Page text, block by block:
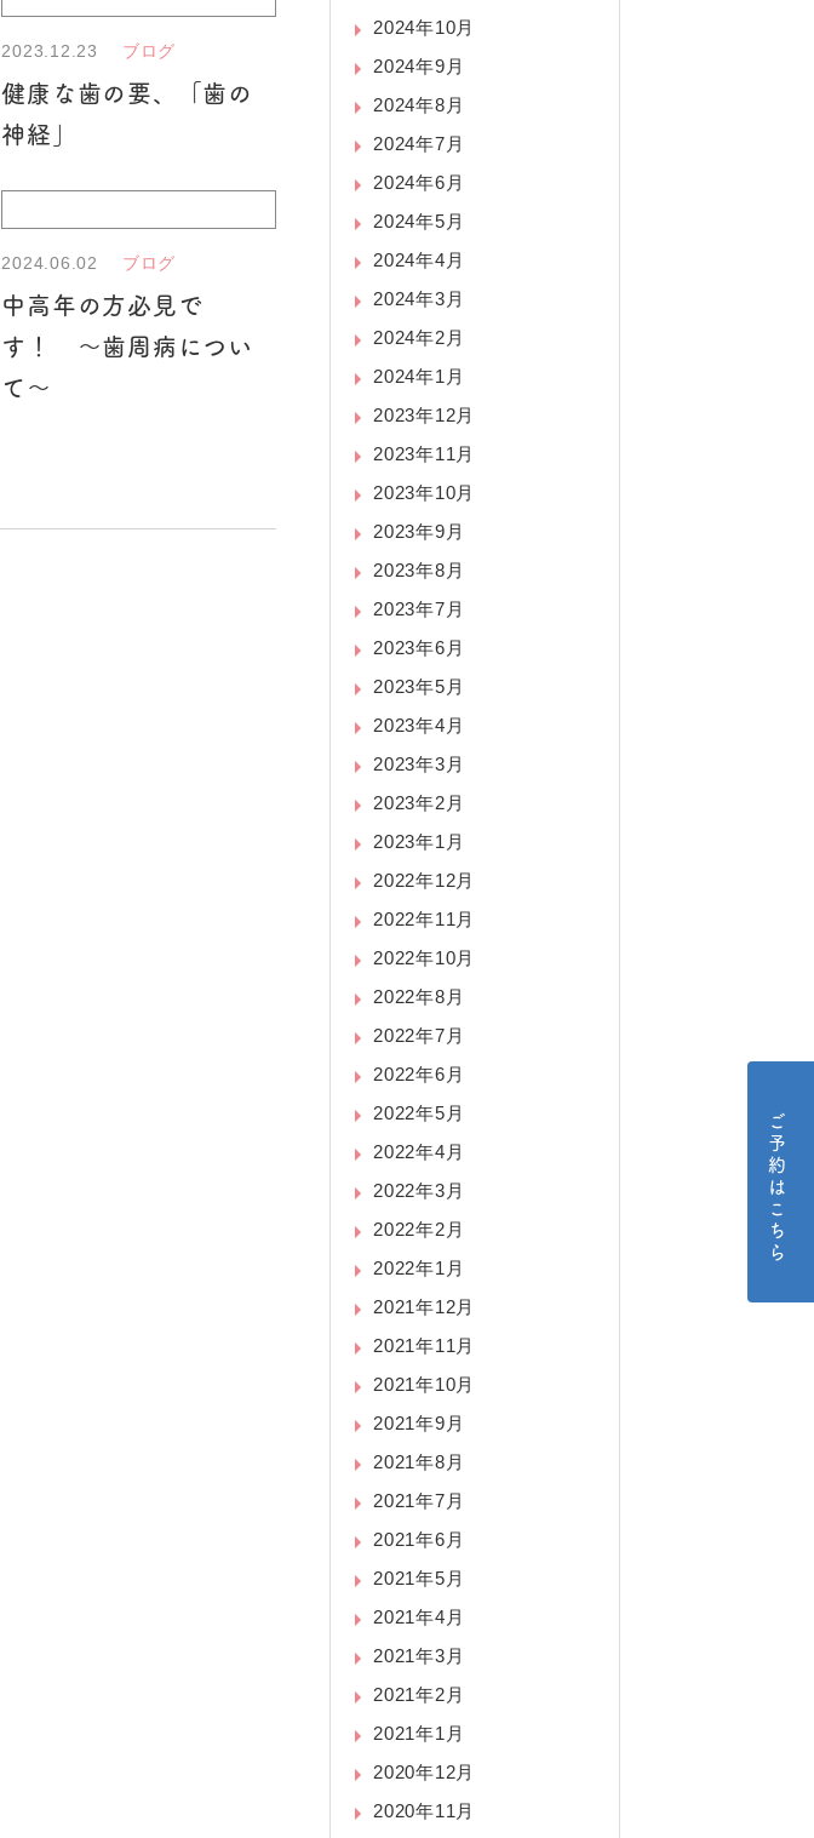
2023.12.23 ブログ
健康な歯の要、「歯の
神経」
2024.06.02 ブログ
中高年の方必見で
す！ ～歯周病につい
て～
2024年10月
2024年9月
2024年8月
2024年7月
2024年6月
2024年5月
2024年4月
2024年3月
2024年2月
2024年1月
2023年12月
2023年11月
2023年10月
2023年9月
2023年8月
2023年7月
2023年6月
2023年5月
2023年4月
2023年3月
2023年2月
2023年1月
2022年12月
2022年11月
2022年10月
2022年8月
2022年7月
2022年6月
2022年5月
2022年4月
2022年3月
2022年2月
2022年1月
2021年12月
2021年11月
2021年10月
2021年9月
2021年8月
2021年7月
2021年6月
2021年5月
2021年4月
2021年3月
2021年2月
2021年1月
2020年12月
2020年11月
ご予約はこちら